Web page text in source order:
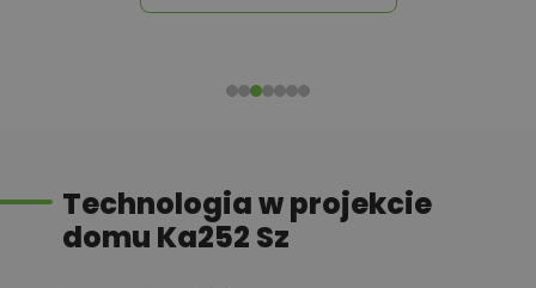
pomieszczeń, instalacje, materiały?
52 384 49 90lub
Technologia w projekcie
domu Ka252 Sz